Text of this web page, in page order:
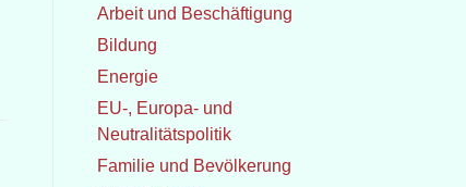
Arbeit und Beschäftigung
Bildung
Energie
EU-, Europa- und
Neutralitätspolitik
Familie und Bevölkerung